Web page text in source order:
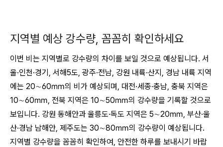
지역별 예상 강수량, 꼼꼼히 확인하세요
이번 비는 지역별로 강수량의 차이를 보일 것으로 예상됩니다. 서
울·인천·경기, 서해5도, 광주·전남, 강원 내륙·산지, 경남 내륙 지역
에는 20∼60㎜의 비가 예상되며, 대전·세종·충남, 충북 지역은
10∼60㎜, 전북 지역은 10∼50㎜의 강수량을 기록할 것으로
보입니다. 강원 동해안과 울릉도·독도 지역은 5∼20㎜, 부산·울
산·경남 남해안, 제주도는 30∼80㎜의 강수량이 예상됩니다.
지역별 강수량을 꼼꼼히 확인하여, 안전한 하루를 보내시기 바랍